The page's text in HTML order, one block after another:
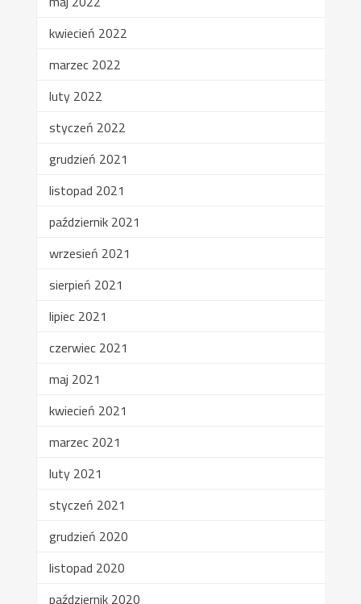
kwiecień 2022
marzec 2022
luty 2022
styczeń 2022
grudzień 2021
listopad 2021
październik 2021
wrzesień 2021
sierpień 2021
lipiec 2021
czerwiec 2021
maj 2021
kwiecień 2021
marzec 2021
luty 2021
styczeń 2021
grudzień 2020
listopad 2020
październik 2020